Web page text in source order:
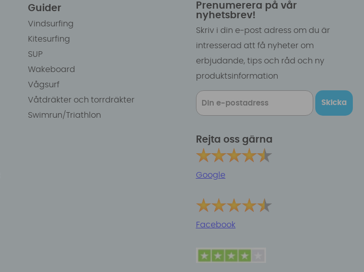
Guider
Vindsurfing
Kitesurfing
SUP
Wakeboard
Vågsurf
Våtdräkter och torrdräkter
Swimrun/Triathlon
Prenumerera på vår
nyhetsbrev!
Skriv i din e-post adress om du är
intresserad att få nyheter om
erbjudande, tips och råd och ny
produktsinformation
Skicka
Rejta oss gärna
Google
Facebook